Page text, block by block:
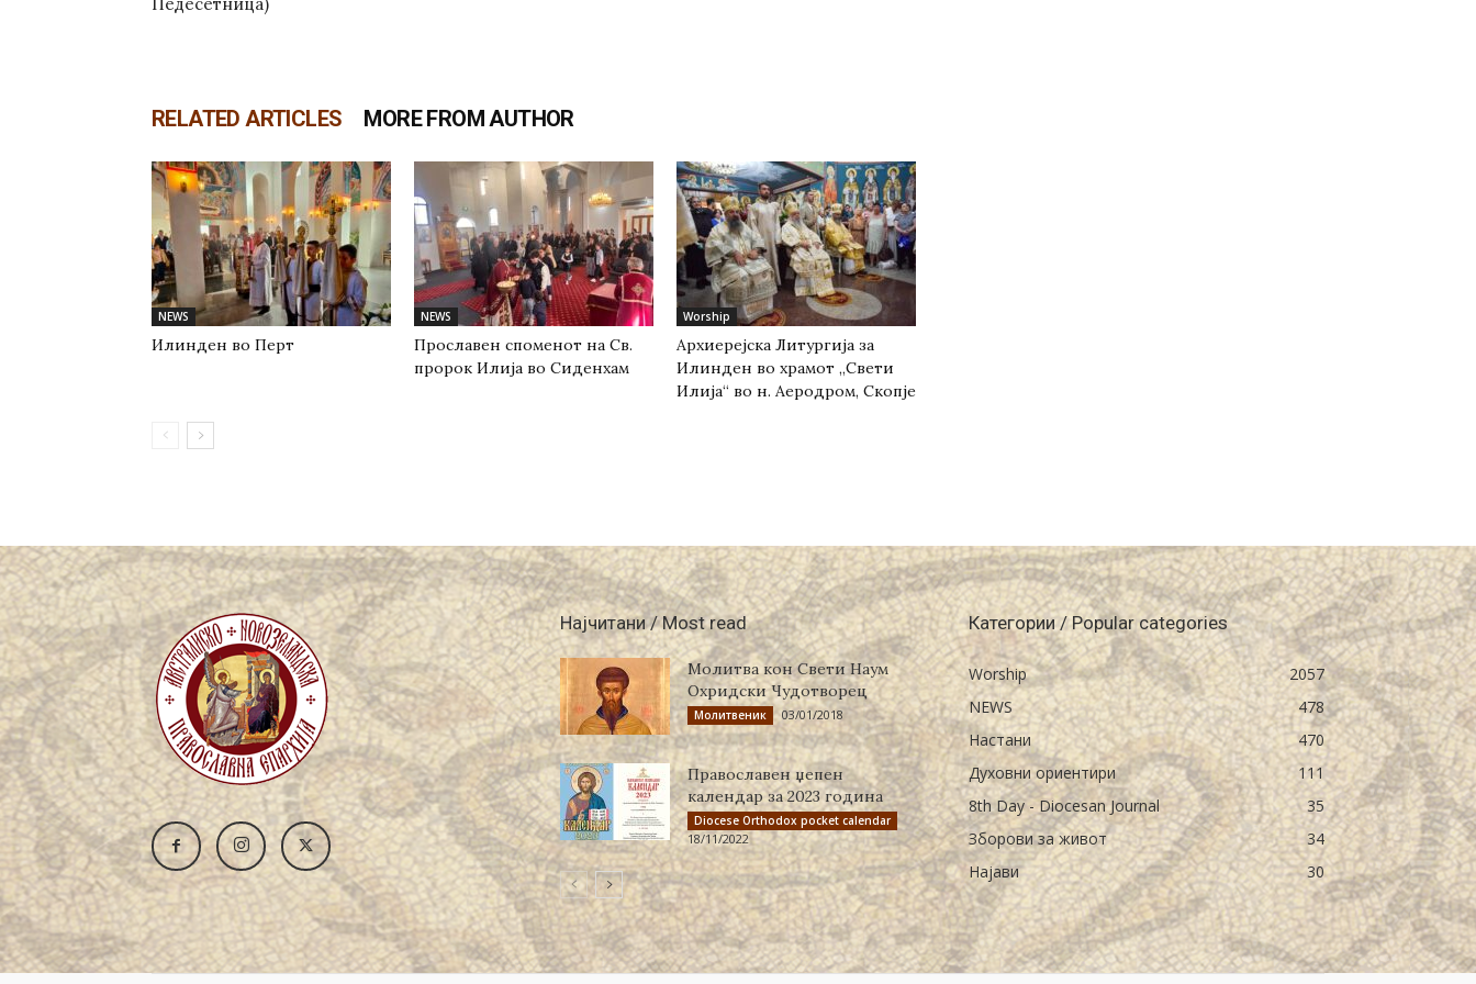
RELATED ARTICLES MORE FROM AUTHOR
NEWS
Илинден во Перт
NEWS
Прославен споменот на Св.
пророк Илија во Сиденхам
Worship
Архиерејска Литургија за
Илинден во храмот „Свети
Илија“ во н. Аеродром, Скопје
Најчитани / Most read
Молитва кон Свети Наум
Охридски Чудотворец
Молитвеник 03/01/2018
Православен џепен
календар за 2023 година
Diocese Orthodox pocket calendar
18/11/2022
Категории / Popular categories
Worship
2057
NEWS
478
Настани
470
Духовни ориентири
111
8th Day - Diocesan Journal
35
Зборови за живот
34
Најави
30